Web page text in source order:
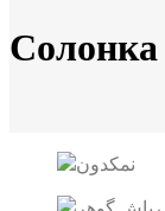
Солонка